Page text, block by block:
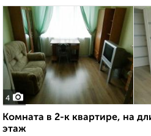
4
Комната в 2-к квартире, на
этаж